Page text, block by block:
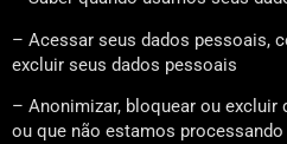
– Acessar seus dados pessoais,
excluir seus dados pessoais
– Anonimizar, bloquear ou excluir
ou que não estamos